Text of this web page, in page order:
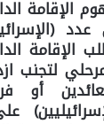
الإقامة
لتجنب